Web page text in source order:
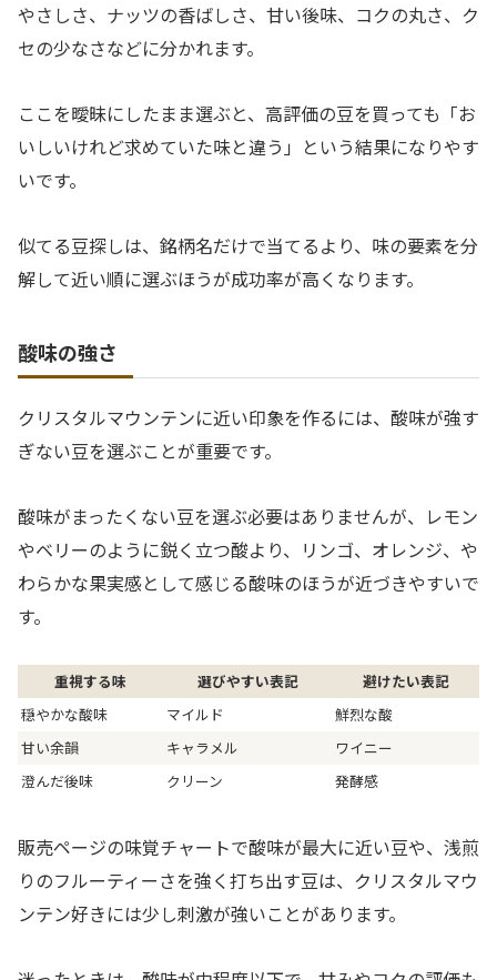
やさしさ、ナッツの香ばしさ、甘い後味、コクの丸さ、ク
セの少なさなどに分かれます。
ここを曖昧にしたまま選ぶと、高評価の豆を買っても「お
いしいけれど求めていた味と違う」という結果になりやす
いです。
似てる豆探しは、銘柄名だけで当てるより、味の要素を分
解して近い順に選ぶほうが成功率が高くなります。
酸味の強さ
クリスタルマウンテンに近い印象を作るには、酸味が強す
ぎない豆を選ぶことが重要です。
酸味がまったくない豆を選ぶ必要はありませんが、レモン
やベリーのように鋭く立つ酸より、リンゴ、オレンジ、や
わらかな果実感として感じる酸味のほうが近づきやすいで
す。
重視する味 選びやすい表記
避けたい表記
穏やかな酸味
マイルド
鮮烈な酸
甘い余韻
キャラメル
ワイニー
澄んだ後味
クリーン 発酵感
販売ページの味覚チャートで酸味が最大に近い豆や、浅煎
りのフルーティーさを強く打ち出す豆は、クリスタルマウ
ンテン好きには少し刺激が強いことがあります。